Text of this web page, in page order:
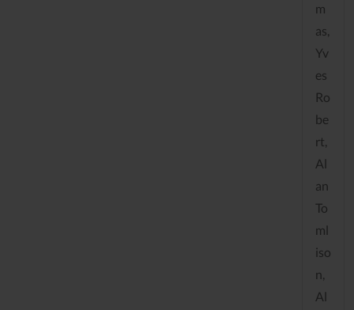
m
as,
Yv
es
Ro
be
rt,
Al
an
To
ml
iso
n,
Al